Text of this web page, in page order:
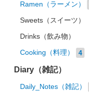
Ramen（ラーメン）
Sweets（スイーツ）
Drinks（飲み物）
Cooking（料理） 4
Diary（雑記）
Daily_Notes（雑記）